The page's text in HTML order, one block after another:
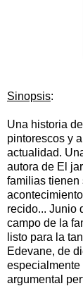
Sinopsis:
Una historia
pintorescos y
actualidad.
autora de El
familias tienen
recido... Junio
campo de la
listo para la
Edevane, de
argumental